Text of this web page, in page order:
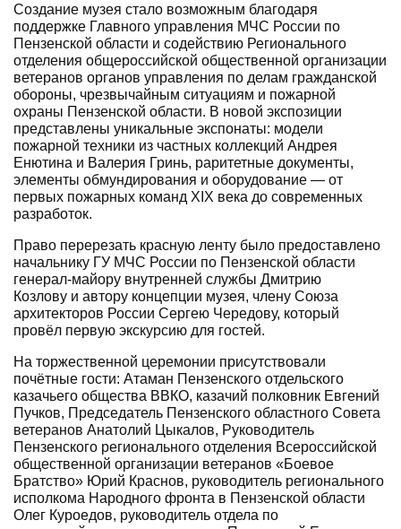
Создание музея стало возможным благодаря
поддержке Главного управления МЧС России по
Пензенской области и содействию Регионального
отделения общероссийской общественной организации
ветеранов органов управления по делам гражданской
обороны, чрезвычайным ситуациям и пожарной
охраны Пензенской области. В новой экспозиции
представлены уникальные экспонаты: модели
пожарной техники из частных коллекций Андрея
Енютина и Валерия Гринь, раритетные документы,
элементы обмундирования и оборудование — от
первых пожарных команд XIX века до современных
разработок.
Право перерезать красную ленту было предоставлено
начальнику ГУ МЧС России по Пензенской области
генерал-майору внутренней службы Дмитрию
Козлову и автору концепции музея, члену Союза
архитекторов России Сергею Чередову, который
провёл первую экскурсию для гостей.
На торжественной церемонии присутствовали
почётные гости: Атаман Пензенского отдельского
казачьего общества ВВКО, казачий полковник Евгений
Пучков, Председатель Пензенского областного Совета
ветеранов Анатолий Цыкалов, Руководитель
Пензенского регионального отделения Всероссийской
общественной организации ветеранов «Боевое
Братство» Юрий Краснов, руководитель регионального
исполкома Народного фронта в Пензенской области
Олег Куроедов, руководитель отдела по